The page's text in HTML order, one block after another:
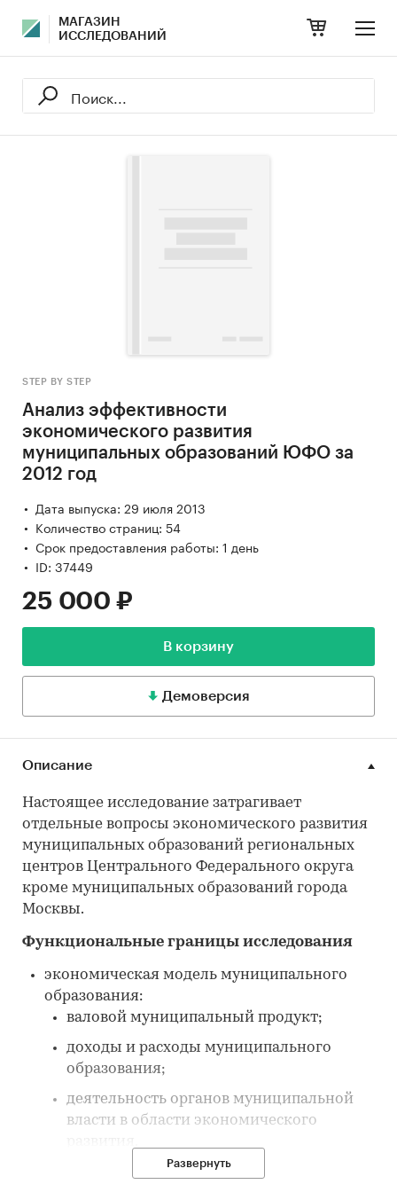
МАГАЗИН
ИССЛЕДОВАНИЙ
STEP BY STEP
Анализ эффективности
экономического развития
муниципальных образований ЮФО за
2012 год
Дата выпуска: 29 июля 2013
Количество страниц: 54
Срок предоставления работы: 1 день
ID: 37449
25 000 ₽
В корзину
Демоверсия
Описание
Настоящее исследование затрагивает
отдельные вопросы экономического развития
муниципальных образований региональных
центров Центрального Федерального округа
кроме муниципальных образований города
Москвы.
Функциональные границы исследования
экономическая модель муниципального
образования:
валовой муниципальный продукт;
доходы и расходы муниципального
образования;
деятельность органов муниципальной
власти в области экономического
характеристика экономической жизни
Развернуть